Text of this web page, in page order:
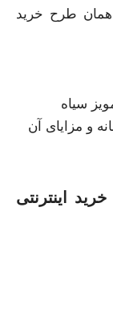
۰ تومان یا همان طرح خرید
سیاه
و مزایای آن
اینترنتی